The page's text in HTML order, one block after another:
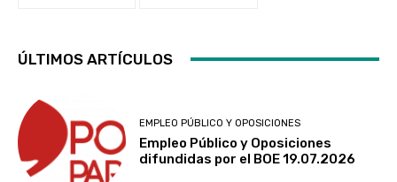
ÚLTIMOS ARTÍCULOS
EMPLEO PÚBLICO Y OPOSICIONES
Empleo Público y Oposiciones
difundidas por el BOE 19.07.2026